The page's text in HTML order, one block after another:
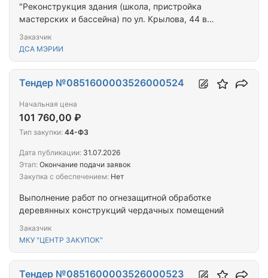
"Реконструкция здания (школа, пристройка
мастерских и бассейна) по ул. Крылова, 44 в
этап строительства)"
Заказчик
ДСА МЭРИИ
Выполнение работ по огнезащитной обработке
деревянных конструкций чердачных помещений
Заказчик
МКУ "ЦЕНТР ЗАКУПОК"
Тендер №0851600003526000524
Начальная цена
101 760,00 ₽
Тип закупки: 44-ФЗ
Дата публикации: 31.07.2026
Этап: Окончание подачи заявок
Закупка с обеспечением: Нет
Тендер №0851600003526000523